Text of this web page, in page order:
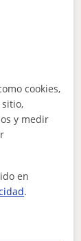
y
en el
el
cookies,
y medir
en
.